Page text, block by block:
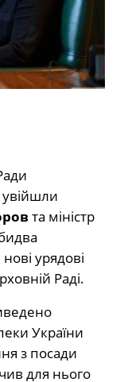
увійшли
та міністр
урядові
Раді.
України
з посади
для нього